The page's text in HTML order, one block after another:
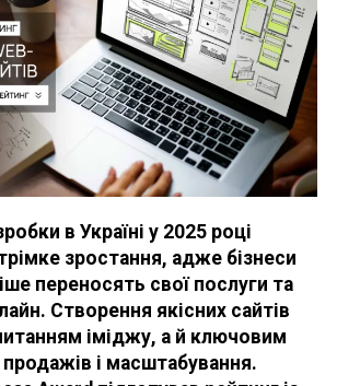
в Україні у 2025 році
зростання, адже бізнеси
переносять свої послуги та
Створення якісних сайтів
іміджу, а й ключовим
і масштабування.